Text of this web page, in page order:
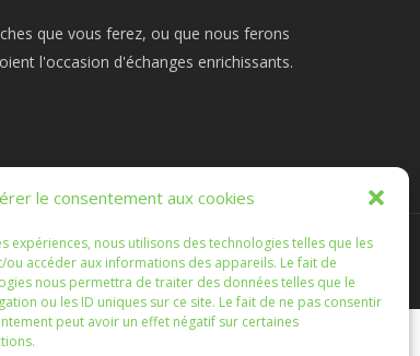
le consentement aux cookies
expériences, nous utilisons des technologies telles que les
accéder aux informations des appareils. Le fait de
nous permettra de traiter des données telles que le
ou les ID uniques sur ce site. Le fait de ne pas consentir
peut avoir un effet négatif sur certaines
que vous ferez, ou que nous ferons
l'occasion d'échanges enrichissants.